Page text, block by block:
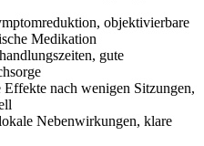
objektivierbare
Medikation
​gute
‍Effekte nach wenigen Sitzungen,
⁣Nebenwirkungen, klare